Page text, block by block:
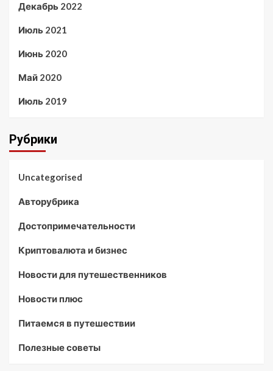
Декабрь 2022
Июль 2021
Июнь 2020
Май 2020
Июль 2019
Рубрики
Uncategorised
Авторубрика
Достопримечательности
Криптовалюта и бизнес
Новости для путешественников
Новости плюс
Питаемся в путешествии
Полезные советы